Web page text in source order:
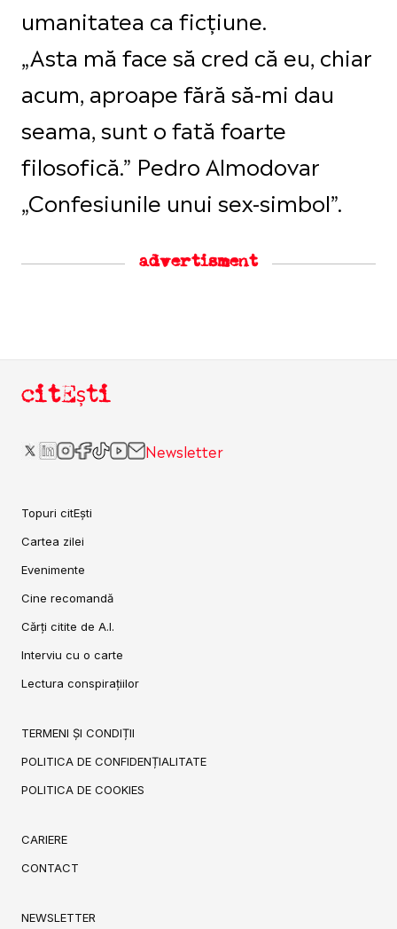
umanitatea ca ficțiune.
„Asta mă face să cred că eu, chiar
acum, aproape fără să-mi dau
seama, sunt o fată foarte
filosofică.” Pedro Almodovar
„Confesiunile unui sex-simbol”.
advertisment
citEști
Newsletter
Topuri citEști
Cartea zilei
Evenimente
Cine recomandă
Cărți citite de A.I.
Interviu cu o carte
Lectura conspirațiilor
TERMENI ȘI CONDIȚII
POLITICA DE CONFIDENȚIALITATE
POLITICA DE COOKIES
CARIERE
CONTACT
NEWSLETTER